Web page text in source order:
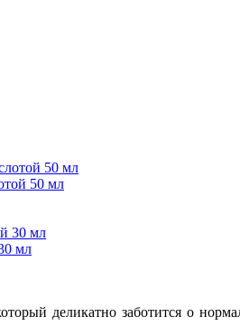
50 мл
мл
деликатно заботится о